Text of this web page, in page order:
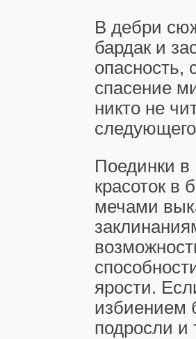
В дебри
бардак и
опасность,
спасение
никто не
Поединки в
красоток в
мечами
ярости.
избиением
подросли и